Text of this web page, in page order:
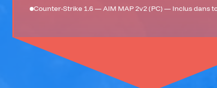
Counter-Strike 1.6 — AIM MAP 2v2 (PC) — Inclus dans